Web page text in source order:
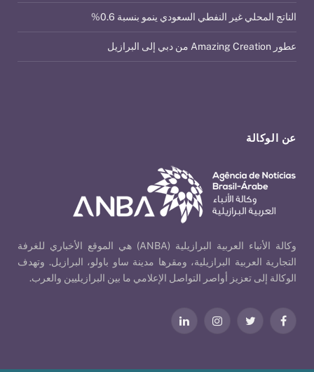
عن الوكالة
وكالة الأنباء العربية البرازيلية (ANBA) هي الموقع الأخباري للغرفة
التجارية العربية البرازيلية، ومقرها مدينة ساو باولو، البرازيل. وتهدف
الوكالة إلى تعزيز أواصر التواصل الإعلامي ما بين البرازيليين والعرب.
فيسبوكتويتر الانستغراملينكدإن
الناتج المحلي غير النفطي السعودي ينمو بنسبة 0.6%
عطور Amazing Creation من دبي إلى البرازيل